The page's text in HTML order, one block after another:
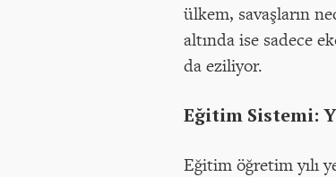
ülkem, savaşların
altında ise sadece
da eziliyor.
Eğitim Sistemi:
Eğitim öğretim yılı